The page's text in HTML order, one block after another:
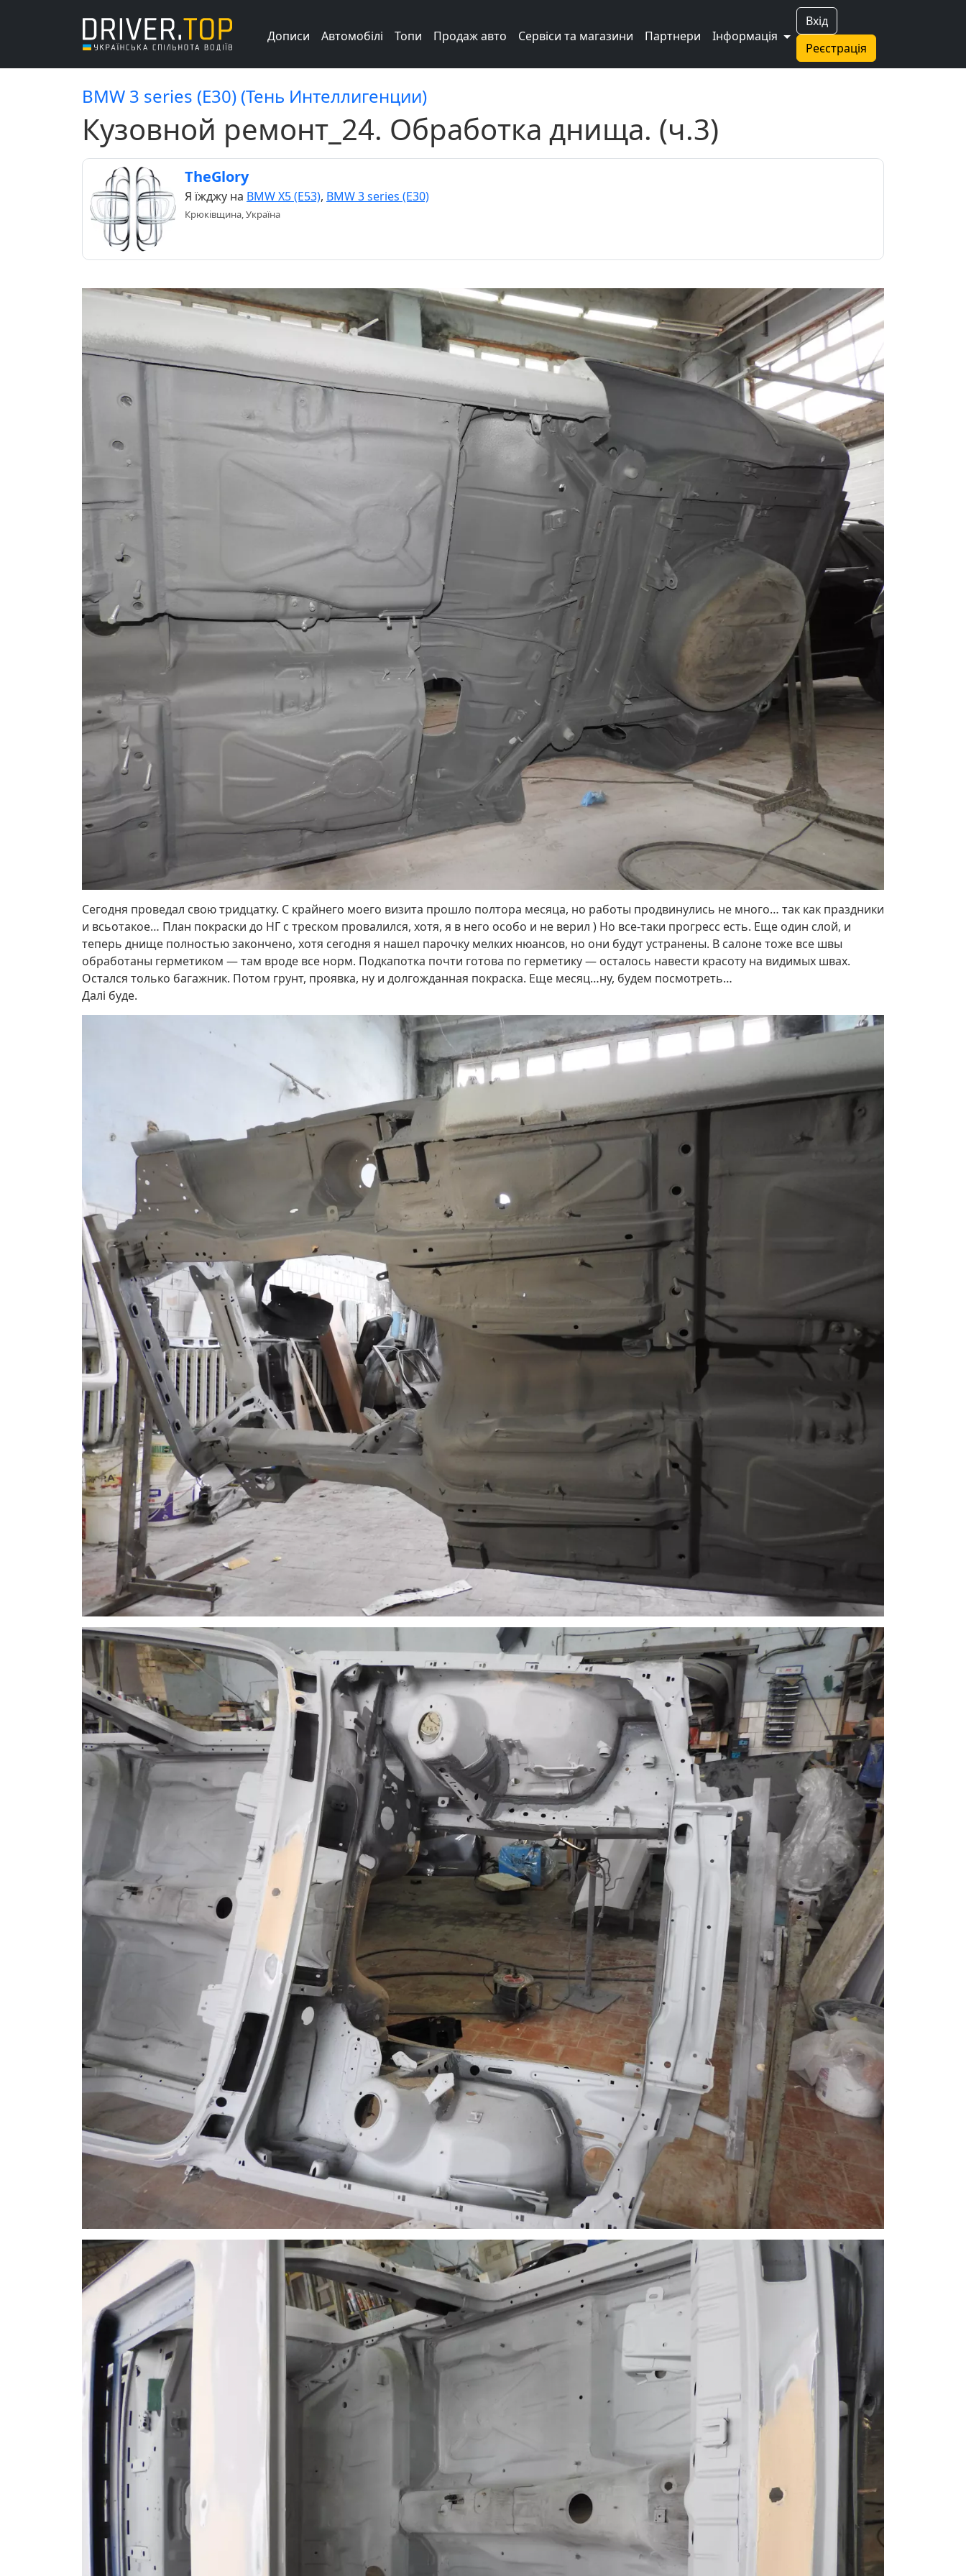
Вхід
Реєстрація
Дописи Автомобілі Топи Продаж авто Сервіси та магазини Партнери Інформація
BMW 3 series (E30) (Тень Интеллигенции)
Кузовной ремонт_24. Обработка днища. (ч.3)
TheGlory
Я їжджу на BMW X5 (E53), BMW 3 series (E30)
Крюківщина, Україна
Сегодня проведал свою тридцатку. С крайнего моего визита прошло полтора месяца, но работы продвинулись не много… так как праздники
и всьотакое… План покраски до НГ с треском провалился, хотя, я в него особо и не верил ) Но все-таки прогресс есть. Еще один слой, и
теперь днище полностью закончено, хотя сегодня я нашел парочку мелких нюансов, но они будут устранены. В салоне тоже все швы
обработаны герметиком — там вроде все норм. Подкапотка почти готова по герметику — осталось навести красоту на видимых швах.
Остался только багажник. Потом грунт, проявка, ну и долгожданная покраска. Еще месяц…ну, будем посмотреть…
Далі буде.